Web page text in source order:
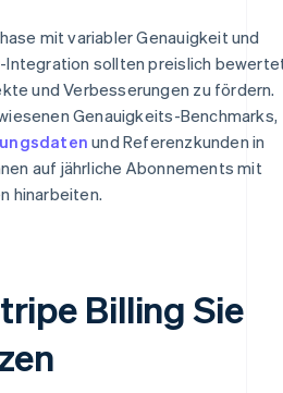
mit variabler Genauigkeit und
sollten preislich
und Verbesserungen zu fördern.
Genauigkeits-Benchmarks,
und Referenzkunden in
auf jährliche Abonnements mit
hinarbeiten.
Billing Sie